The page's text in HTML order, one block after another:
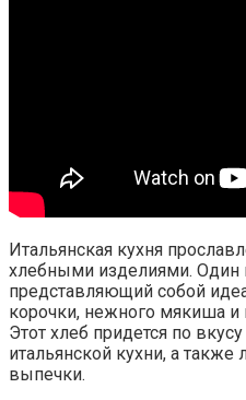
Итальянская кухня
хлебными изделиями. Один
представляющий собой
корочки, нежного мякиша и
Этот хлеб придется по
итальянской кухни, а
выпечки.